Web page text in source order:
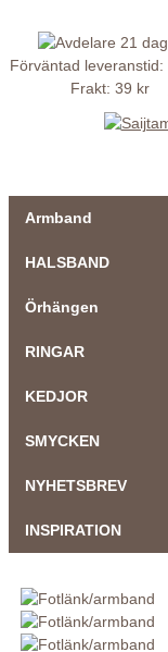
21
Förväntad
Frakt: 39 kr
Armband
HALSBAND
Örhängen
RINGAR
KEDJOR
SMYCKEN
NYHETSBREV
INSPIRATION